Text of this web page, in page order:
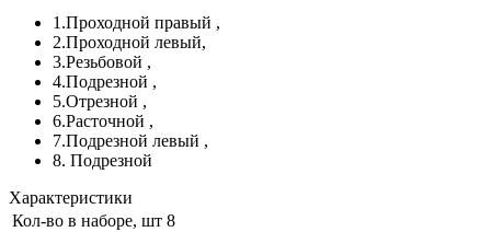
1.Проходной правый ,
2.Проходной левый,
3.Резьбовой ,
4.Подрезной ,
5.Отрезной ,
6.Расточной ,
7.Подрезной левый ,
8. Подрезной
Характеристики
Кол-во в наборе, шт 8